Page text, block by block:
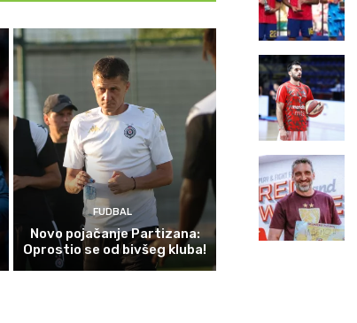
FUDBAL
Novo pojačanje Partizana:
Oprostio se od bivšeg kluba!